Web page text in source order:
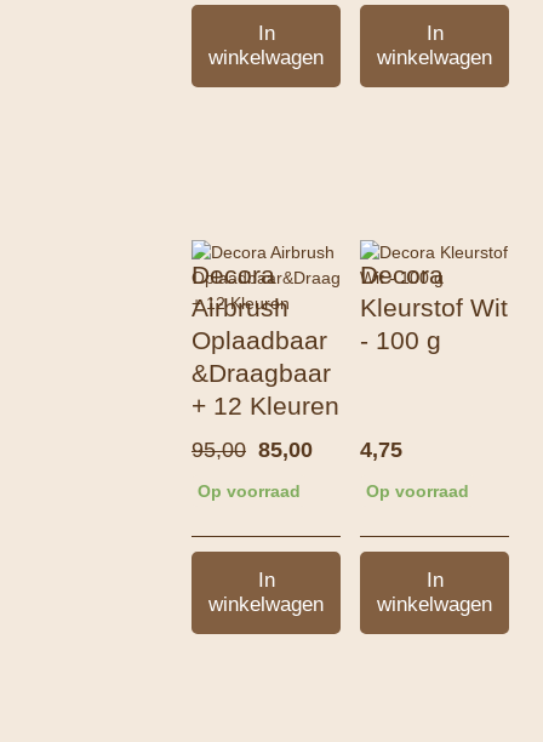
In
winkelwagen
In
winkelwagen
Decora
Airbrush
Oplaadbaar
&Draagbaar
+ 12 Kleuren
95,00 Oorspronkelijke
prijs
95,00.
85,00Huidige
85,00.
Op voorraad
In
winkelwagen
Decora
Kleurstof Wit
- 100 g
4,75
Op voorraad
In
winkelwagen